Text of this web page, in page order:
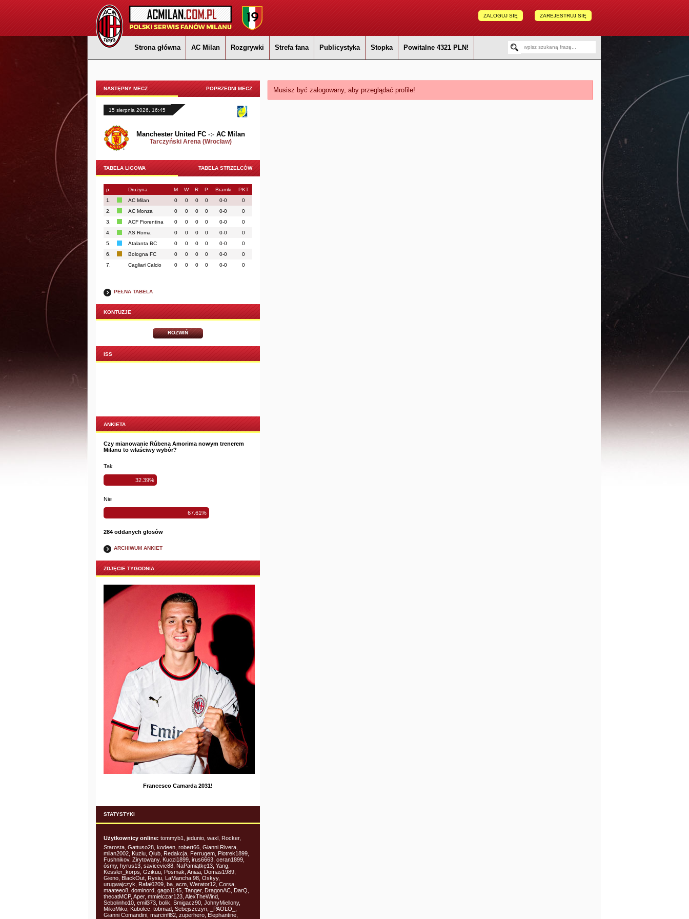
ZAREJESTRUJ SIĘ
ZALOGUJ SIĘ
Strona główna AC Milan Rozgrywki Strefa fana Publicystyka Stopka Powitalne 4321 PLN!
NASTĘPNY MECZ POPRZEDNI MECZ
15 sierpnia 2026, 16:45
Manchester United FC -:- AC Milan
Tarczyński Arena (Wrocław)
TABELA LIGOWA TABELA STRZELCÓW
p. Drużyna M W R P Bramki
PKT
1.
AC Milan 0 0 0 0 0-0
0
2.
AC Monza 0 0 0 0 0-0
0
3.
ACF Fiorentina 0 0 0 0 0-0
0
4.
AS Roma 0 0 0 0 0-0
0
5.
Atalanta BC 0 0 0 0 0-0
0
6.
Bologna FC 0 0 0 0 0-0
0
7.
Cagliari Calcio 0 0 0 0 0-0 0
PEŁNA TABELA
KONTUZJE
ROZWIŃ
ISS
ANKIETA
Czy mianowanie Rúbena Amorima nowym trenerem
Milanu to właściwy wybór?
Tak
32.39%
Nie
67.61%
284 oddanych głosów
ARCHIWUM ANKIET
ZDJĘCIE TYGODNIA
Francesco Camarda 2031!
STATYSTYKI
Użytkownicy online: tommyb1, jedunio, waxl, Rocker,
Starosta, Gattuso28, kodeen, robert66, Gianni Rivera,
milan2002, Kuziu, Qiub, Redakcja, Ferrugem, Piotrek1899,
Fushnikov, Zirytowany, Kuczi1899, irus6663, ceran1899,
ósmy, hyrus13, savicevic88, NaPamiątkę13, Yang,
Kessler_korps, Gzikuu, Posmak, Aniaa, Domas1989,
Gieno, BlackOut, Rysiu, LaMancha 98, Oskyy,
urugwajczyk, Rafał0209, ba_acm, Werator12, Corsa,
maateeo8, dominord, gago1145, Tanger, DragonAC, DarQ,
thecatMCP, Aper, mmielczar123, AlexTheWind,
Sebolinho10, emil373, bolik, Smigacz90, JohnyMiellony,
MikoMiko, Kubolec, tobmad, Sebejszczyn, _PAOLO_,
Gianni Comandini, marcinfl82, zuperhero, Elephantine,
Musisz być zalogowany, aby przeglądać profile!